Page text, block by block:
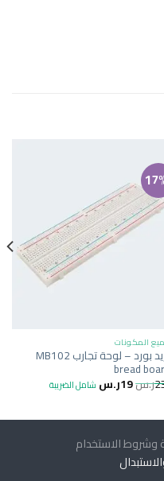
المكونات
بريد بورد – لوحة تجارب MB102
bread
ر.س19ر.س شامل الضريبة
وشروط الاستخدام